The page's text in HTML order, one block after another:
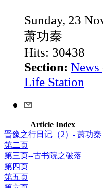
Sunday, 23
萧功秦
Hits: 30438
Section: News
Life Station
Article Index
晋豫之行日记（2）- 萧功秦
第二页
第三页--古书院之破落
第四页
第五页